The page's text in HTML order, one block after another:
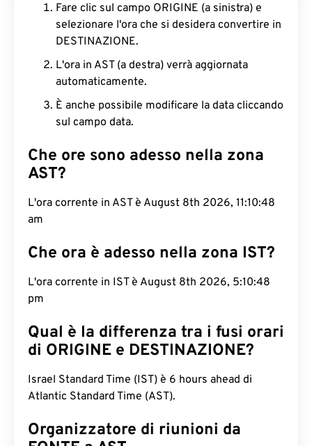
Fare clic sul campo ORIGINE (a sinistra) e
selezionare l'ora che si desidera convertire in
DESTINAZIONE.
L'ora in AST (a destra) verrà aggiornata
automaticamente.
È anche possibile modificare la data cliccando
sul campo data.
Che ore sono adesso nella zona
AST?
L'ora corrente in AST è August 8th 2026, 11:10:49
am
Che ora è adesso nella zona IST?
L'ora corrente in IST è August 8th 2026, 5:10:49
pm
Qual è la differenza tra i fusi orari
di ORIGINE e DESTINAZIONE?
Israel Standard Time (IST) è 6 hours ahead di
Atlantic Standard Time (AST).
Organizzatore di riunioni da